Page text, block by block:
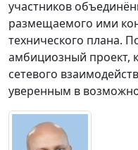
участников
размещаемого ими
технического плана.
амбициозный проект,
сетевого
уверенным в